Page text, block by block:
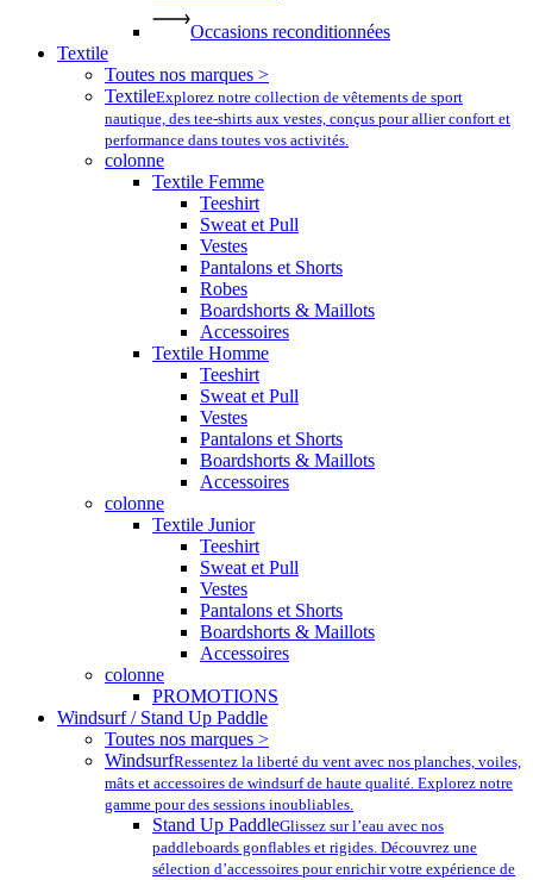
Occasions reconditionnées
Textile
Toutes nos marques >
TextileExplorez notre collection de vêtements de sport
nautique, des tee-shirts aux vestes, conçus pour allier confort et
performance dans toutes vos activités.
colonne
Textile Femme
Teeshirt
Sweat et Pull
Vestes
Pantalons et Shorts
Robes
Boardshorts & Maillots
Accessoires
Textile Homme
Teeshirt
Sweat et Pull
Vestes
Pantalons et Shorts
Boardshorts & Maillots
Accessoires
colonne
Textile Junior
Teeshirt
Sweat et Pull
Vestes
Pantalons et Shorts
Boardshorts & Maillots
Accessoires
colonne
PROMOTIONS
Windsurf / Stand Up Paddle
Toutes nos marques >
WindsurfRessentez la liberté du vent avec nos planches, voiles,
mâts et accessoires de windsurf de haute qualité. Explorez notre
gamme pour des sessions inoubliables.
Stand Up PaddleGlissez sur l’eau avec nos
paddleboards gonflables et rigides. Découvrez une
sélection d’accessoires pour enrichir votre expérience de